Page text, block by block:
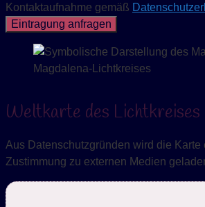
Kontaktaufnahme gemäß
Eintragung anfragen
Weltkarte des Lichtkreises
Aus Datenschutzgründen wird die Karte
Zustimmung zu externen Medien